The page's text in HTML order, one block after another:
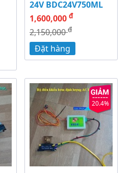
24V BDC24V750ML
1,600,000 đ
2,150,000đ
Đặt hàng
20.4%